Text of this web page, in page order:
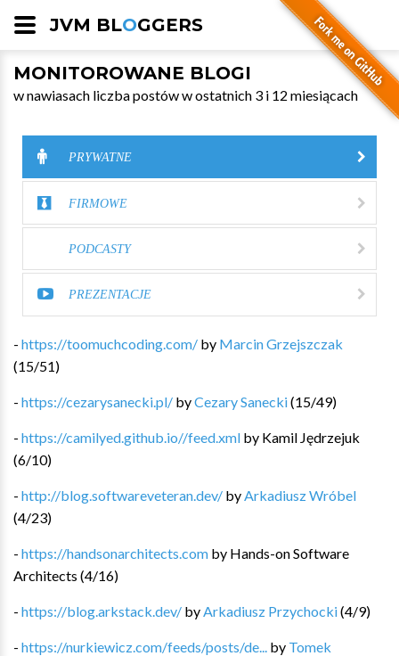
JVM BLOGGERS
MONITOROWANE BLOGI
w nawiasach liczba postów w ostatnich 3 i 12 miesiącach
PRYWATNE
FIRMOWE
PODCASTY
PREZENTACJE
- https://toomuchcoding.com/ by Marcin Grzejszczak
(15/51)
- https://cezarysanecki.pl/ byCezary Sanecki(15/49)
- https://camilyed.github.io//feed.xml by Kamil Jędrzejuk
(6/10)
- http://blog.softwareveteran.dev/ by Arkadiusz Wróbel
(4/23)
- https://handsonarchitects.com by Hands-on Software
Architects (4/16)
- https://blog.arkstack.dev/ by Arkadiusz Przychocki(4/9)
- https://nurkiewicz.com/feeds/posts/de... by Tomek